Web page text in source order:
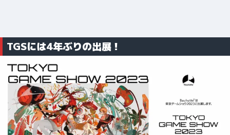
TGSには4年ぶりの出展！